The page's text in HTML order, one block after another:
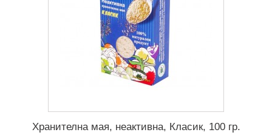
Хранителна мая, неактивна, Класик, 100 гр.